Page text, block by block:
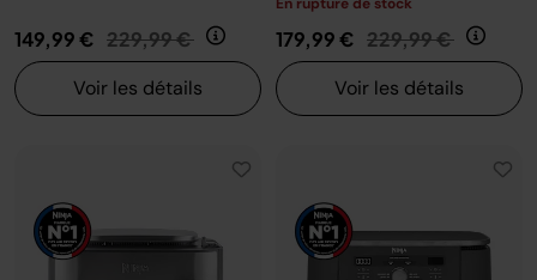
149,99 € Prix réduit de
229,99 € au
Voir les détails
179,99 € Prix réduit de
229,99 € au
Voir les détails